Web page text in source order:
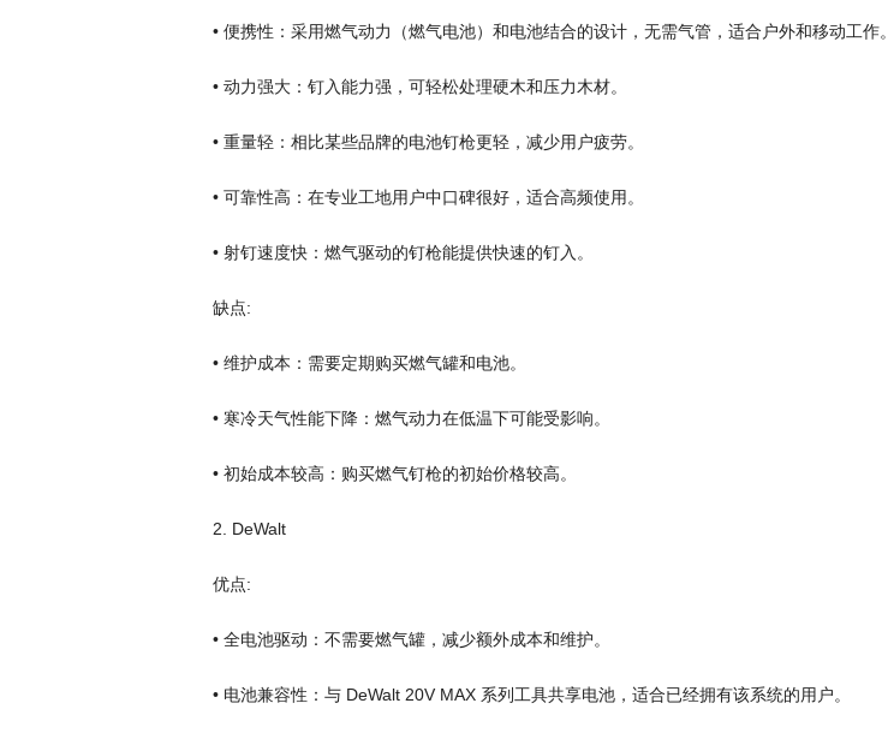
• 便携性：采用燃气动力（燃气电池）和电池结合的设计，无需气管，适合户外和移动工作。
• 动力强大：钉入能力强，可轻松处理硬木和压力木材。
• 重量轻：相比某些品牌的电池钉枪更轻，减少用户疲劳。
• 可靠性高：在专业工地用户中口碑很好，适合高频使用。
• 射钉速度快：燃气驱动的钉枪能提供快速的钉入。
缺点:
• 维护成本：需要定期购买燃气罐和电池。
• 寒冷天气性能下降：燃气动力在低温下可能受影响。
• 初始成本较高：购买燃气钉枪的初始价格较高。
2. DeWalt
优点:
• 全电池驱动：不需要燃气罐，减少额外成本和维护。
• 电池兼容性：与 DeWalt 20V MAX 系列工具共享电池，适合已经拥有该系统的用户。